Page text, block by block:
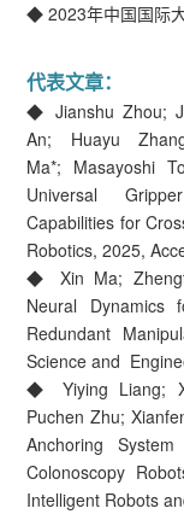
◆ 2023年中国国际
代表文章：
◆ Jianshu Zhou;
An; Huayu
Ma*; Masayoshi
Universal
Capabilities for
Robotics, 2025,
◆ Xin Ma;
Neural Dynamics
Redundant
Science and
◆ Yiying Liang;
Puchen Zhu;
Anchoring
Colonoscopy
Intelligent Robots